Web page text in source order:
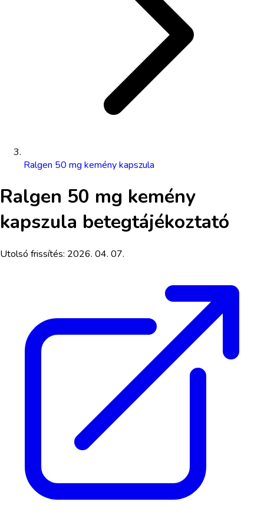
Ralgen 50 mg kemény kapszula
Ralgen 50 mg kemény
kapszula betegtájékoztató
Utolsó frissítés: 2026. 04. 07.